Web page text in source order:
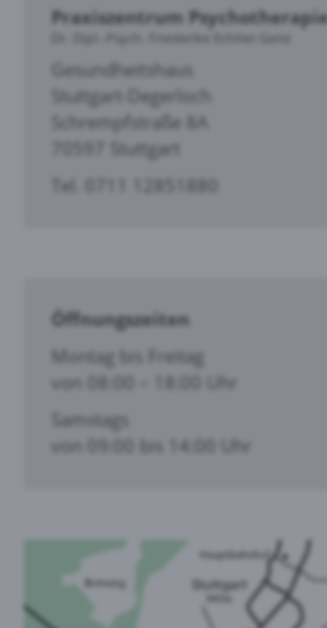
Praxiszentrum Psychotherapie
Gesundheitshaus
Stuttgart-Degerloch
Schrempfstraße 8A
70597 Stuttgart
Tel. 0711 12851880
Öffnungszeiten
Montag bis Freitag
von 08:00 – 18:00 Uhr
Samstags
von 09:00 bis 14:00 Uhr